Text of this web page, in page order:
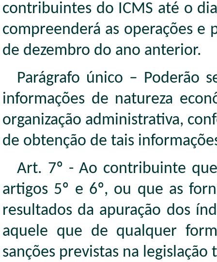
contribuintes do ICMS até o
compreenderá as operações e
de dezembro do ano anterior.
Parágrafo único – Poderão
informações de natureza
organização administrativa,
de obtenção de tais
Art. 7º - Ao contribuinte
artigos 5º e 6º, ou que as
resultados da apuração dos
aquele que de qualquer
sanções previstas na